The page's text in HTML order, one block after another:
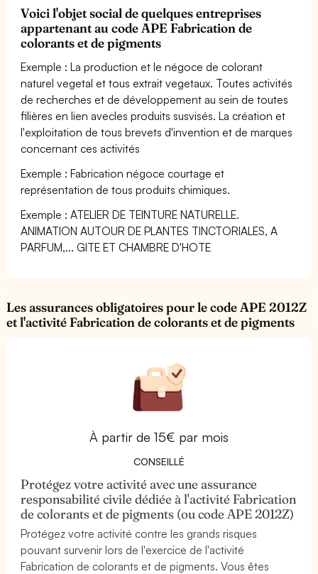
Voici l'objet social de quelques entreprises
appartenant au code APE Fabrication de
colorants et de pigments
Exemple : La production et le négoce de colorant
naturel vegetal et tous extrait vegetaux. Toutes activités
de recherches et de développement au sein de toutes
filières en lien avecles produits susvisés. La création et
l'exploitation de tous brevets d'invention et de marques
concernant ces activités
Exemple : Fabrication négoce courtage et
représentation de tous produits chimiques.
Exemple : ATELIER DE TEINTURE NATURELLE.
ANIMATION AUTOUR DE PLANTES TINCTORIALES, A
PARFUM,... GITE ET CHAMBRE D'HOTE
Les assurances obligatoires pour le code APE 2012Z
et l'activité Fabrication de colorants et de pigments
À partir de 15€ par mois
CONSEILLÉ
Protégez votre activité avec une assurance
responsabilité civile dédiée à l'activité Fabrication
de colorants et de pigments (ou code APE 2012Z)
Protégez votre activité contre les grands risques
pouvant survenir lors de l'exercice de l'activité
Fabrication de colorants et de pigments. Vous êtes